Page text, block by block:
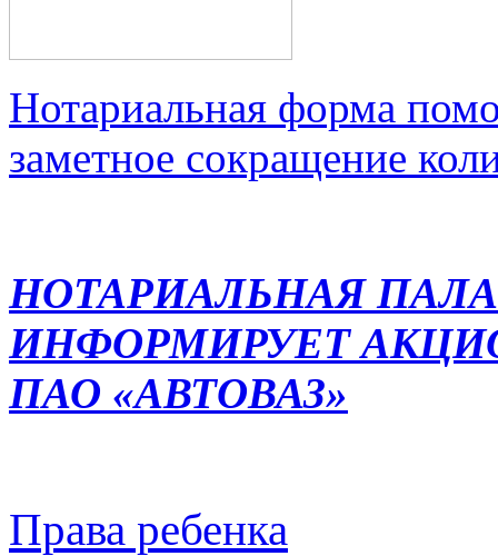
Нотариальная форма
заметное сокращение
НОТАРИАЛЬНАЯ
ИНФОРМИРУЕТ
ПАО «АВТОВАЗ»
Права ребенка